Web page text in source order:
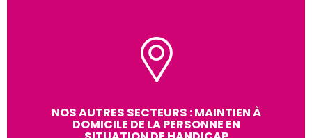
NOS AUTRES SECTEURS : MAINTIEN À
DOMICILE DE LA PERSONNE EN